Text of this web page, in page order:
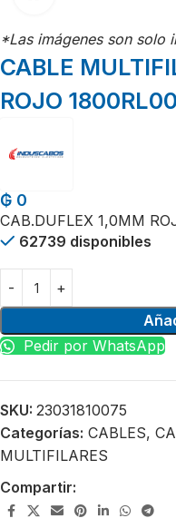
*Las imágenes son solo
CABLE
ROJO
₲ 0
CAB.DUFLEX 1,0MM
62739 disponibles
Pedir por WhatsApp
SKU: 23031810075
Categorías: CABLES,
MULTIFILARES
Compartir: